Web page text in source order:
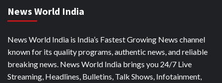
News World India
News World India is India’s Fastest Growing News channel
known for its quality programs, authentic news, and reliable
breaking news. News World India brings you 24/7 Live
Streaming, Headlines, Bulletins, Talk Shows, Infotainment,